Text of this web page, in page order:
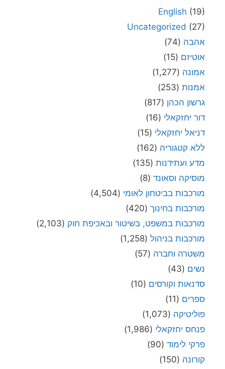
English (19)
Uncategorized (27)
אהבה (74)
אוטיזם (15)
אמונה (1,277)
אמנות (253)
גרשון הכהן (817)
דור יחזקאלי (16)
דניאל יחזקאלי (15)
ללא קטגוריה (162)
מדע ועתידנות (135)
מוסיקה וסאונד (8)
מורכבות בביטחון לאומי (4,504)
מורכבות בחינוך (420)
מורכבות במשפט, בשיטור ובאכיפת חוק (2,103)
מורכבות בניהול (1,258)
משטרה וחברה (57)
נשים (43)
סדנאות וקורסים (10)
ספרים (11)
פוליטיקה (1,073)
פנחס יחזקאלי (1,986)
פרקי לימוד (90)
קורונה (150)